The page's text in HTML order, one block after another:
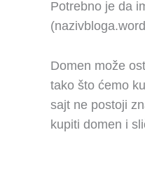
Potrebno je da
Domen može
tako što ćemo
sajt ne postoji
kupiti domen i